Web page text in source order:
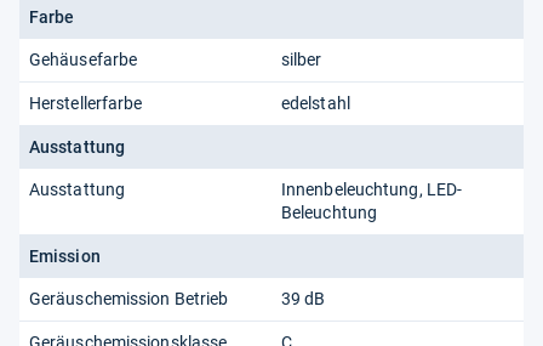
Farbe
Gehäusefarbe silber
Herstellerfarbe edelstahl
Ausstattung
Ausstattung
Innenbeleuchtung, LED-
Beleuchtung
Emission
Geräuschemission Betrieb 39 dB